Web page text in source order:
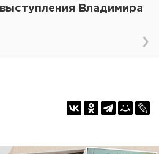
Владимира